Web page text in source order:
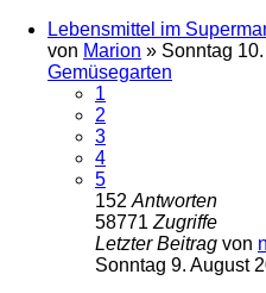
Lebensmittel im
von Marion » Sonntag
Gemüsegarten
1
2
3
4
5
152 Antworten
58771 Zugriffe
Letzter Beitrag von
Sonntag 9. August